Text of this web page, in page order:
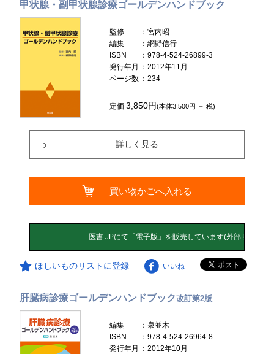
甲状腺・副甲状腺診療ゴールデンハンドブック
監修
：宮内昭
編集
：網野信行
ISBN
：978-4-524-26899-3
発行年月
：2012年11月
ページ数 ：234
定価3,850円(本体3,500円 ＋ 税)
詳しく見る
買い物かごへ入れる
ほしいものリストに登録 いいね
肝臓病診療ゴールデンハンドブック改訂第2版
編集
：泉並木
ISBN
：978-4-524-26964-8
発行年月
：2012年10月